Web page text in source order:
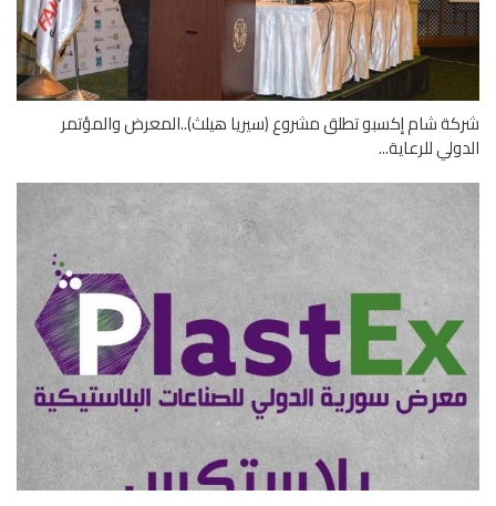
شام إكسبو تطلق مشروع (سيريا هيلث)..المعرض والمؤتمر
للرعاية...